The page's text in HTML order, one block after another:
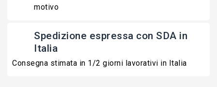
motivo
Spedizione espressa con SDA in
Italia
Consegna stimata in 1/2 giorni lavorativi in Italia